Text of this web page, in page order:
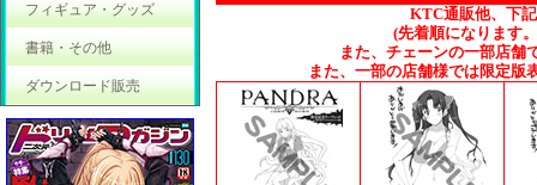
フィギュア・グッズ
書籍・その他
ダウンロード販売
KTC通販他、下
(先着順になります
また、チェーンの一部店舗
また、一部の店舗様では限定版